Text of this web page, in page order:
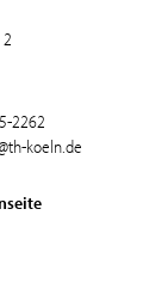
2262
koeln.de